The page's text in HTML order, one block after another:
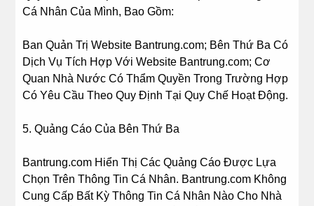
Cá Nhân Của Mình, Bao Gồm:
Ban Quản Trị Website Bantrung.com; Bên Thứ Ba Có
Dịch Vụ Tích Hợp Với Website Bantrung.com; Cơ
Quan Nhà Nước Có Thẩm Quyền Trong Trường Hợp
Có Yêu Cầu Theo Quy Định Tại Quy Chế Hoạt Động.
5. Quảng Cáo Của Bên Thứ Ba
Bantrung.com Hiển Thị Các Quảng Cáo Được Lựa
Chọn Trên Thông Tin Cá Nhân. Bantrung.com Không
Cung Cấp Bất Kỳ Thông Tin Cá Nhân Nào Cho Nhà